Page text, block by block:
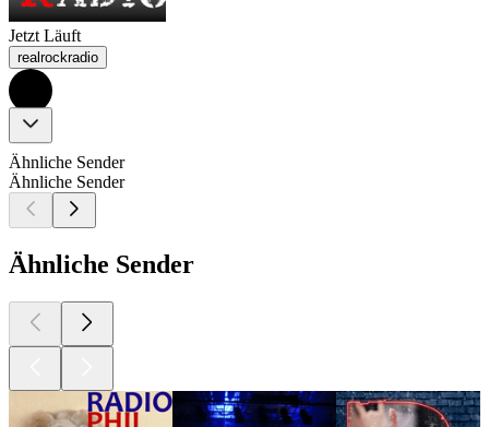
Jetzt Läuft
realrockradio
Ähnliche Sender
Ähnliche Sender
Ähnliche Sender